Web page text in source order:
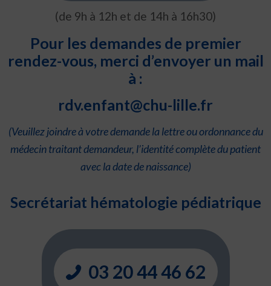
(de 9h à 12h et de 14h à 16h30)
Pour les demandes de premier
rendez-vous, merci d’envoyer un mail
à :
rdv.enfant@chu-lille.fr
(Veuillez joindre à votre demande la lettre ou ordonnance du
médecin traitant demandeur, l’identité complète du patient
avec la date de naissance)
Secrétariat hématologie pédiatrique
03 20 44 46 62